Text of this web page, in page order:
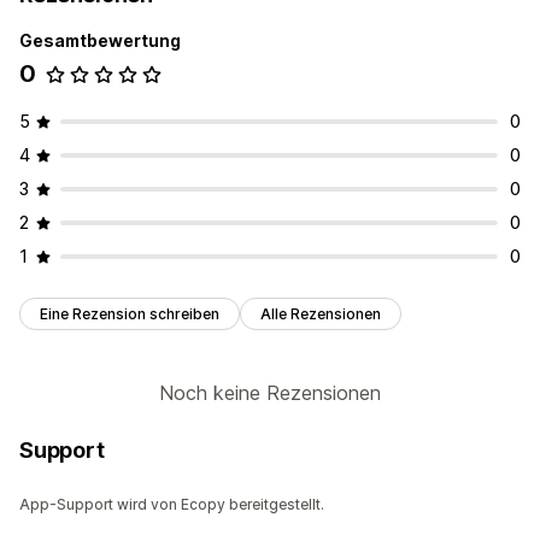
Gesamtbewertung
0
5
0
4
0
3
0
2
0
1
0
Eine Rezension schreiben Alle Rezensionen
Noch keine Rezensionen
Support
App-Support wird von Ecopy bereitgestellt.